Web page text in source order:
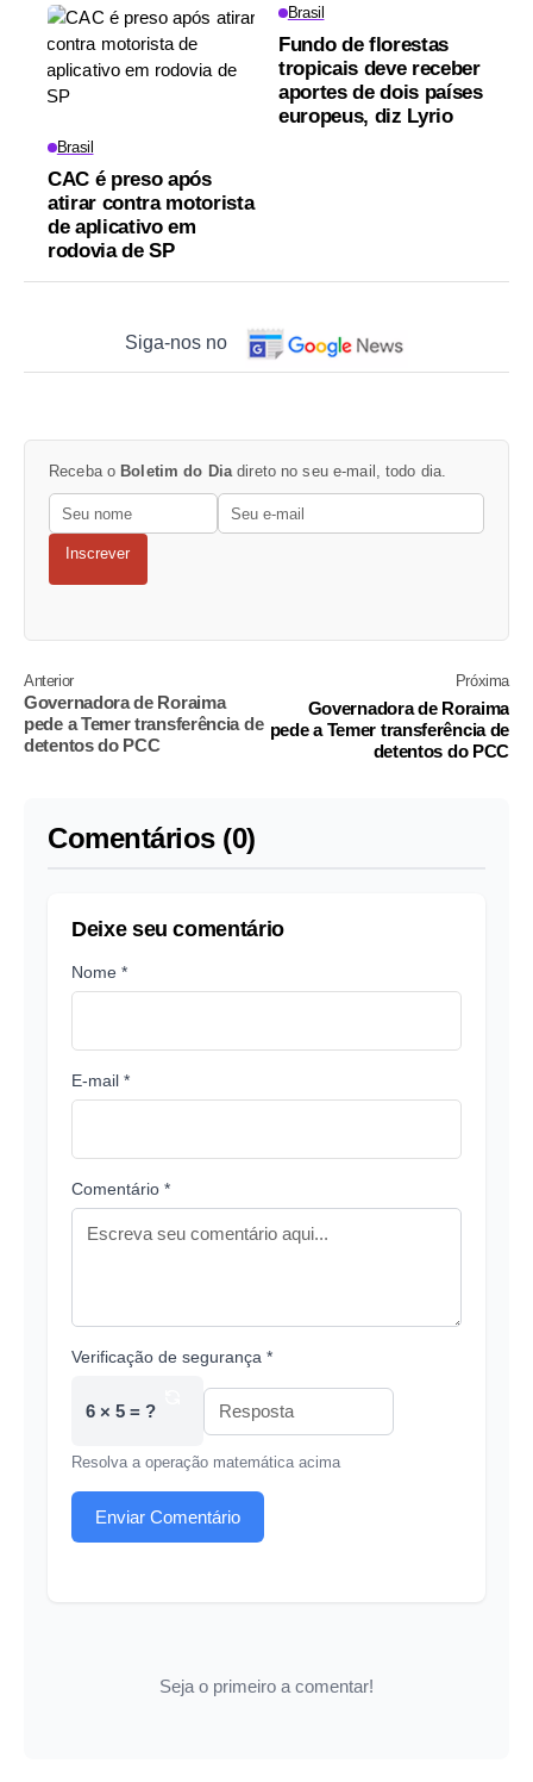
Brasil
CAC é preso após
atirar contra motorista
de aplicativo em
rodovia de SP
Brasil
Fundo de florestas
tropicais deve receber
aportes de dois países
europeus, diz Lyrio
Siga-nos no
Receba o Boletim do Dia direto no seu e-mail, todo dia.
Inscrever
Anterior
Governadora de Roraima
pede a Temer transferência de
detentos do PCC
Próxima
Governadora de Roraima
pede a Temer transferência de
detentos do PCC
Comentários (0)
Deixe seu comentário
Nome *
E-mail *
Comentário *
Verificação de segurança *
6 × 5 = ?
Resolva a operação matemática acima
Enviar Comentário
Seja o primeiro a comentar!